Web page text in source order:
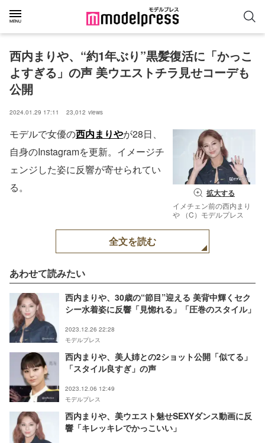
西内まりや、“約1年ぶり”黒髪復活に「かっこ
よすぎる」の声 美ウエストチラ見せコーデも
公開
2024.01.29 17:11 23,012 views
拡大する
イメチェン前の西内まり
や （C）モデルプレス
モデルで女優の西内まりやが28日、
自身のInstagramを更新。イメージチ
ェンジした姿に反響が寄せられてい
る。
全文を読む
あわせて読みたい
西内まりや、30歳の“節目”迎える 美背中輝くセク
シー水着姿に反響「見惚れる」「圧巻のスタイル」
2023.12.26 22:28
モデルプレス
西内まりや、美人姉との2ショット公開「似てる」
「スタイル良すぎ」の声
2023.12.06 12:49
モデルプレス
西内まりや、美ウエスト魅せSEXYダンス動画に反
響「キレッキレでかっこいい」